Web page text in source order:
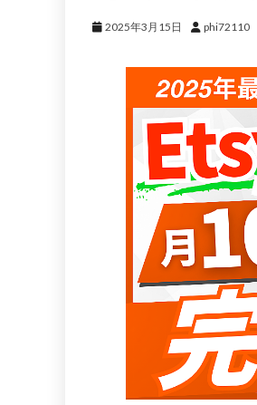
2025年3月15日 phi72110